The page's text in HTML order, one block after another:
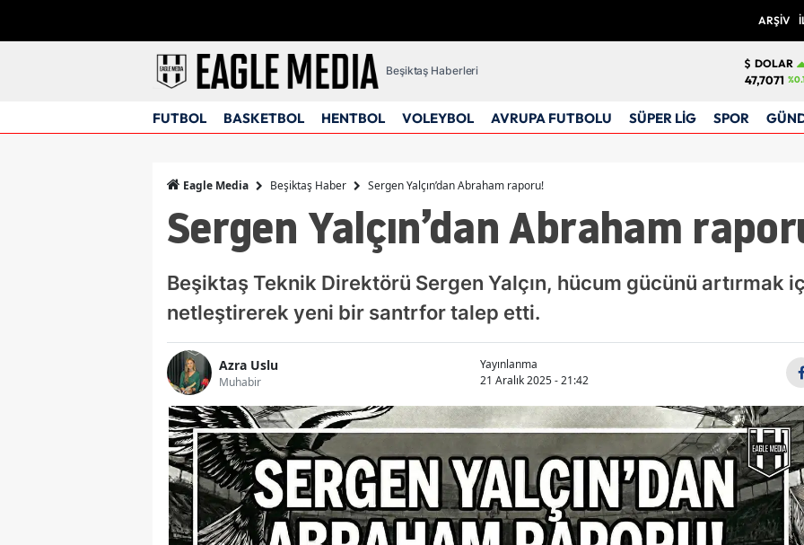
ARŞİV
Beşiktaş Haberleri
DOLAR
47,7071
FUTBOL BASKETBOL HENTBOL VOLEYBOL AVRUPA FUTBOLU SÜPER LİG SPOR
Eagle Media Beşiktaş Haber Sergen Yalçın’dan Abraham raporu!
Sergen Yalçın’dan Abraham
Beşiktaş Teknik Direktörü Sergen Yalçın, hücum gücünü artırmak
netleştirerek yeni bir santrfor talep etti.
Azra Uslu
Muhabir
Yayınlanma
21 Aralık 2025 - 21:42